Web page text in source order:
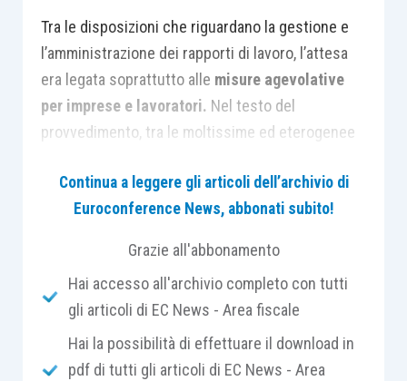
Tra le disposizioni che riguardano la gestione e
l’amministrazione dei rapporti di lavoro, l’attesa
era legata soprattutto alle misure agevolative
per imprese e lavoratori. Nel testo del
provvedimento, tra le moltissime ed eterogenee
agevolazioni sono, come era prevedibile,
estremamente contenute.
l’esonero contributivo per le nuove assunzioni a
tempo indeterminato, ma con forti riduzioni
rispetto all’“edizione”2015.
Continua a leggere gli articoli dell’archivio di
Euroconference News, abbonati subito!
Grazie all'abbonamento
Hai accesso all'archivio completo con tutti
gli articoli di EC News - Area fiscale
Hai la possibilità di effettuare il download in
pdf di tutti gli articoli di EC News - Area